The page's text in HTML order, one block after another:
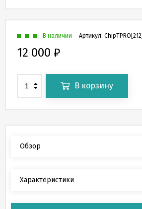
Артикул: ChipTPRO[212]
В наличии
12 000 ₽
В корзину
Обзор
Характеристики